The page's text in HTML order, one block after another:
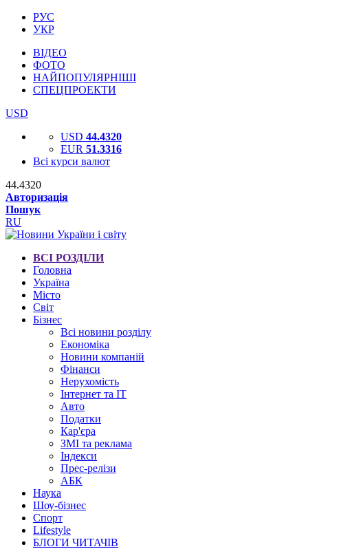
РУС
УКР
ВІДЕО
ФОТО
НАЙПОПУЛЯРНІШІ
СПЕЦПРОЕКТИ
USD
USD 44.4320
EUR 51.3316
Всі курси валют
44.4320
Авторизація
Пошук
RU
ВСІ РОЗДІЛИ
Головна
Україна
Місто
Світ
Бізнес
Всі новини розділу
Економіка
Новини компаній
Фінанси
Нерухомість
Інтернет та IT
Авто
Податки
Кар'єра
ЗМІ та реклама
Індекси
Прес-релізи
АБК
Наука
Шоу-бізнес
Спорт
Lifestyle
БЛОГИ ЧИТАЧІВ